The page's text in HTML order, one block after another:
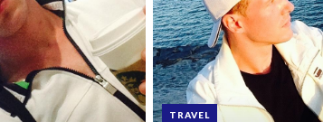
TRAVEL